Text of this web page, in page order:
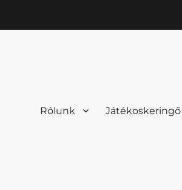
Rólunk Játékoskeringő